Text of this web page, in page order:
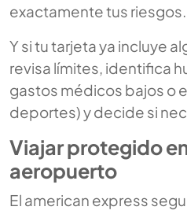
exactamente tus riesgos.
Y si tu tarjeta ya incluye
revisa límites, identifica
gastos médicos bajos o
deportes) y decide si
Viajar protegido
aeropuerto
El american express